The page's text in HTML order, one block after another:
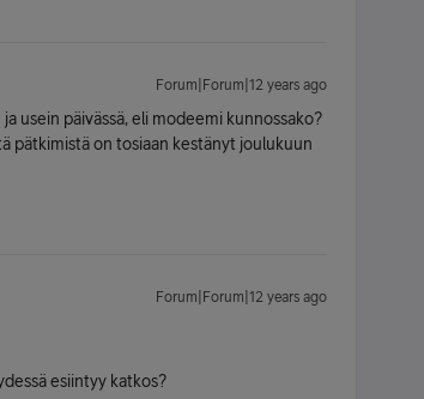
Forum|Forum|12 years ago
usein päivässä, eli modeemi kunnossako?
pätkimistä on tosiaan kestänyt joulukuun
Forum|Forum|12 years ago
esiintyy katkos?